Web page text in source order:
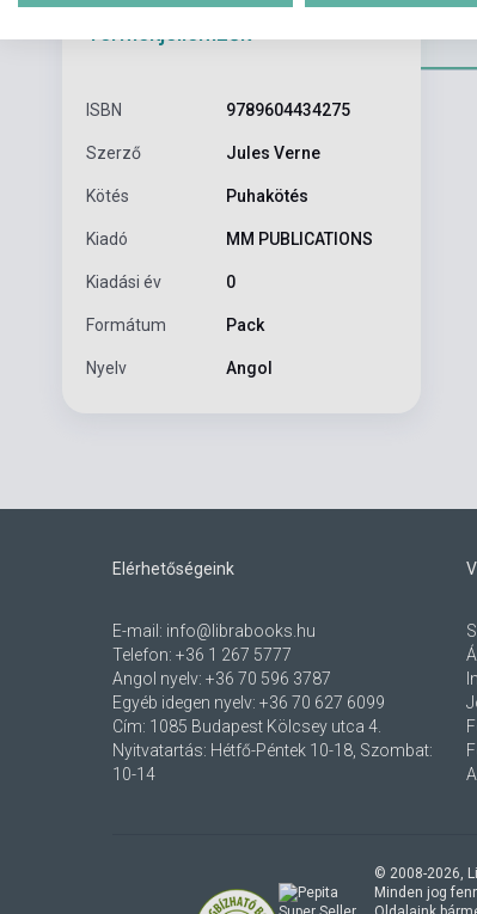
Termékjellemzők
ISBN 9789604434275
Szerző Jules Verne
Kötés Puhakötés
Kiadó MM PUBLICATIONS
Kiadási év 0
Formátum Pack
Nyelv Angol
Elérhetőségeink
E-mail: info@librabooks.hu
Telefon: +36 1 267 5777
Angol nyelv: +36 70 596 3787
Egyéb idegen nyelv: +36 70 627 6099
Cím: 1085 Budapest Kölcsey utca 4.
Nyitvatartás: Hétfő-Péntek 10-18, Szombat:
10-14
© 2008-2026,
Minden jog